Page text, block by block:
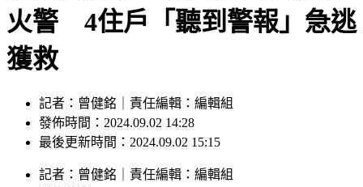
火警 4住戶「聽到警報」急逃
獲救
記者：曾健銘｜責任編輯：編輯組
發佈時間：2024.09.02 14:28
最後更新時間：2024.09.02 15:15
記者 ： 曾健銘 責任編輯 ： 編輯組